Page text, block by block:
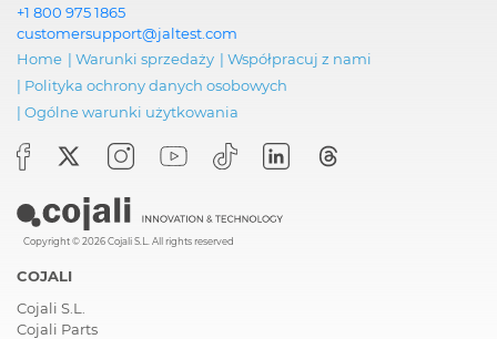
+1 800 975 1865
customersupport@jaltest.com
Home | Warunki sprzedaży | Współpracuj z nami
| Polityka ochrony danych osobowych
| Ogólne warunki użytkowania
Copyright © 2026 Cojali S.L. All rights reserved
COJALI
Cojali S.L.
Cojali Parts